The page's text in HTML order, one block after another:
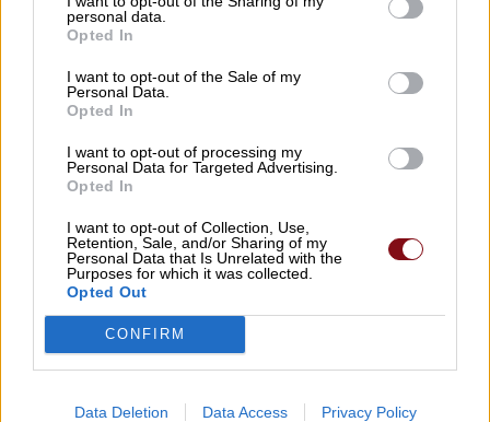
personal data.
Opted In
I want to opt-out of the Sale of my
Personal Data.
Opted In
I want to opt-out of processing my
Personal Data for Targeted Advertising.
Opted In
I want to opt-out of Collection, Use,
Retention, Sale, and/or Sharing of my
Personal Data that Is Unrelated with the
Purposes for which it was collected.
Opted Out
CONFIRM
Data Deletion Data Access Privacy Policy
▌ΤΕΛΕΥΤΑΙΑ ΝΕΑ